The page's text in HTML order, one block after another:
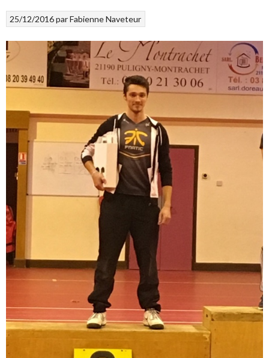
25/12/2016parFabienne Naveteur